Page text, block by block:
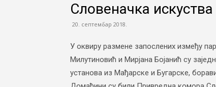
и
Словеначка искуства
20. септембар 2018.
У оквиру размене запослених између
Милутиновић и Мирјана Бојанић су
установа из Мађарске и Бугарске,